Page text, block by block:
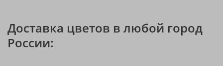
Доставка цветов в любой город
России: